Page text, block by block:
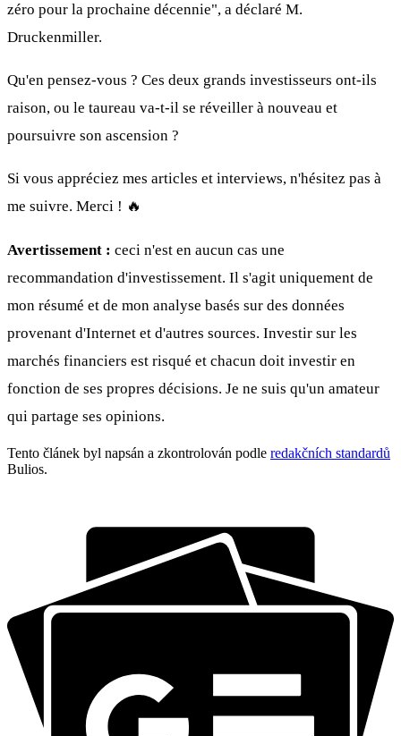
zéro pour la prochaine décennie", a déclaré M.
Druckenmiller.
Qu'en pensez-vous ? Ces deux grands investisseurs ont-ils
raison, ou le taureau va-t-il se réveiller à nouveau et
poursuivre son ascension ?
Si vous appréciez mes articles et interviews, n'hésitez pas à
me suivre. Merci ! 🔥
Avertissement : ceci n'est en aucun cas une
recommandation d'investissement. Il s'agit uniquement de
mon résumé et de mon analyse basés sur des données
provenant d'Internet et d'autres sources. Investir sur les
marchés financiers est risqué et chacun doit investir en
fonction de ses propres décisions. Je ne suis qu'un amateur
qui partage ses opinions.
Tento článek byl napsán a zkontrolován podle redakčních standardů
Bulios.